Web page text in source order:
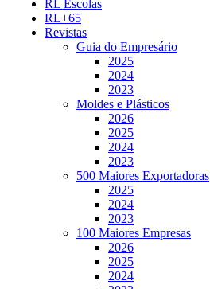
RL Escolas
RL+65
Revistas
Guia do Empresário
2025
2024
2023
Moldes e Plásticos
2026
2025
2024
2023
500 Maiores Exportadoras
2025
2024
2023
100 Maiores Empresas
2026
2025
2024